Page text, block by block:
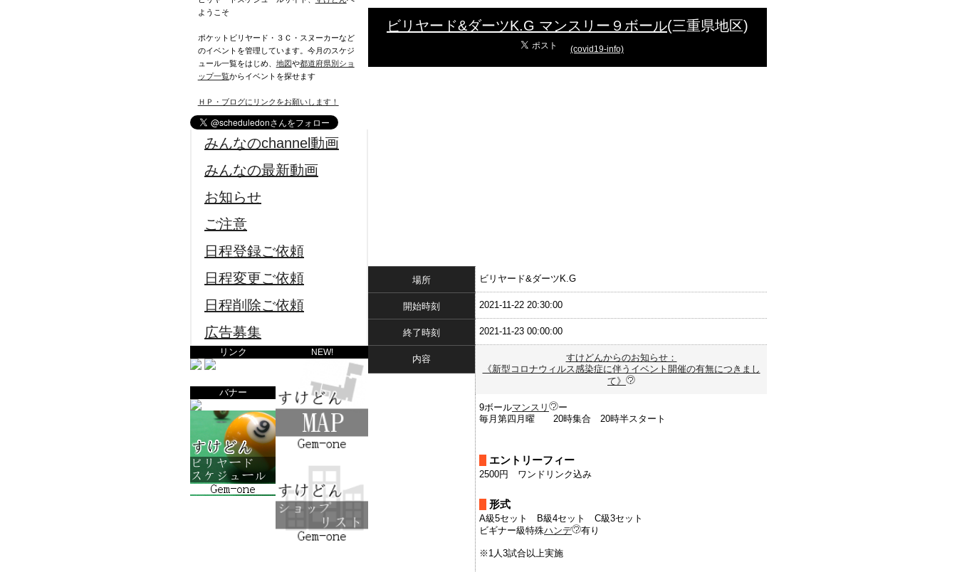
ようこそ
ポケットビリヤード・３Ｃ・スヌーカーなど
のイベントを管理しています。今月のスケジ
ュール一覧をはじめ、 地図や都道府県別ショ
ップ一覧からイベントを探せます
ＨＰ・ブログにリンクをお願いします！
みんなのchannel動画
みんなの最新動画
お知らせ
ご注意
日程登録ご依頼
日程変更ご依頼
日程削除ご依頼
広告募集
リンク
バナー
NEW!
ビリヤード&ダーツK.G マンスリー９ボール(三重県地区)
(covid19-info)
場所 ビリヤード&ダーツK.G
開始時刻 2021-11-22 20:30:00
終了時刻 2021-11-23 00:00:00
内容
すけどんからのお知らせ：
《新型コロナウィルス感染症に伴うイベント開催の有無につきまし
て》
9ボールマンスリ
ー
毎月第四月曜 20時集合 20時半スタート
エントリーフィー
2500円 ワンドリンク込み
形式
A級5セット B級4セット C級3セット
ビギナー級特殊ハンデ 有り
※1人3試合以上実施